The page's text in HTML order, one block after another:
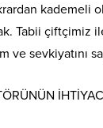
kademeli
Tabii çiftçimiz
sevkiyatını